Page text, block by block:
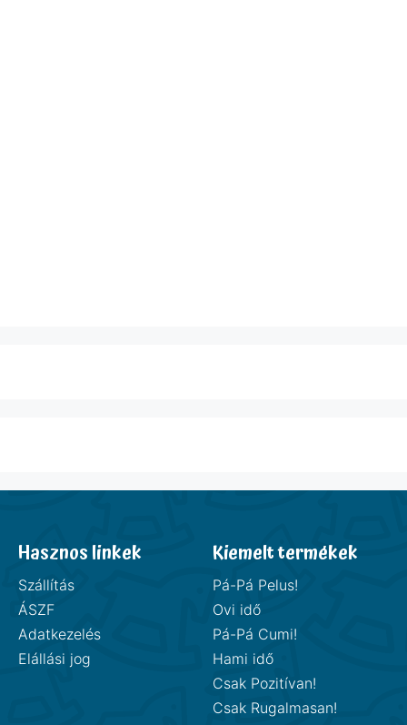
Hasznos linkek
Szállítás
ÁSZF
Adatkezelés
Elállási jog
Kiemelt termékek
Pá-Pá Pelus!
Ovi idő
Pá-Pá Cumi!
Hami idő
Csak Pozitívan!
Csak Rugalmasan!